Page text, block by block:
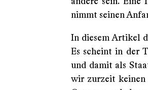
nimmt seinen
In diesem Artikel
Es scheint in der
und damit als
wir zurzeit keinen